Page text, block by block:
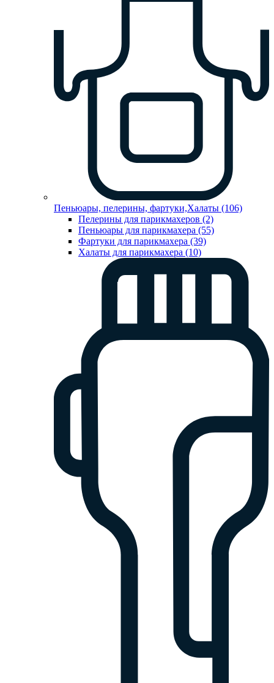
Пеньюары, пелерины, фартуки,Халаты (106)
Пелерины для парикмахеров (2)
Пеньюары для парикмахера (55)
Фартуки для парикмахера (39)
Халаты для парикмахера (10)